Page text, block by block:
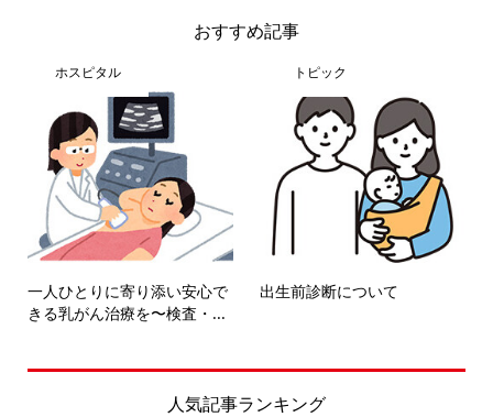
おすすめ記事
ホスピタル
一人ひとりに寄り添い安心で
きる乳がん治療を〜検査・...
トピック
出生前診断について
人気記事ランキング